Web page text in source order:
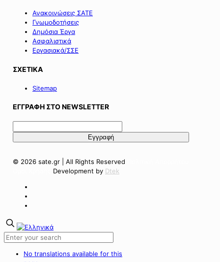
Ανακοινώσεις ΣΑΤΕ
Γνωμοδοτήσεις
Δημόσια Έργα
Ασφαλιστικά
Εργασιακά/ΣΣΕ
ΣΧΕΤΙΚΑ
Sitemap
ΕΓΓΡΑΦΗ ΣΤΟ NEWSLETTER
© 2026 sate.gr | All Rights Reserved
Development by Dtek
No translations available for this